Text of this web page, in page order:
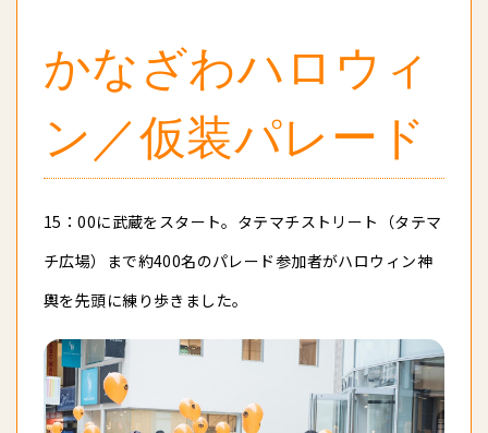
かなざわハロウィ
ン／仮装パレード
15：00に武蔵をスタート。タテマチストリート（タテマ
チ広場）まで約400名のパレード参加者がハロウィン神
輿を先頭に練り歩きました。